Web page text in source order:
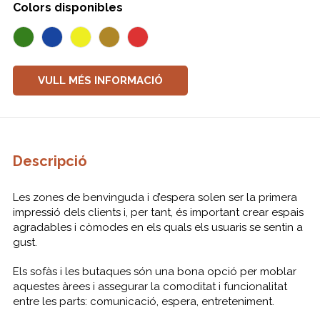
Colors disponibles
VULL MÉS INFORMACIÓ
Descripció
Les zones de benvinguda i d’espera solen ser la primera
impressió dels clients i, per tant, és important crear espais
agradables i còmodes en els quals els usuaris se sentin a
gust.
Els sofàs i les butaques són una bona opció per moblar
aquestes àrees i assegurar la comoditat i funcionalitat
entre les parts: comunicació, espera, entreteniment.